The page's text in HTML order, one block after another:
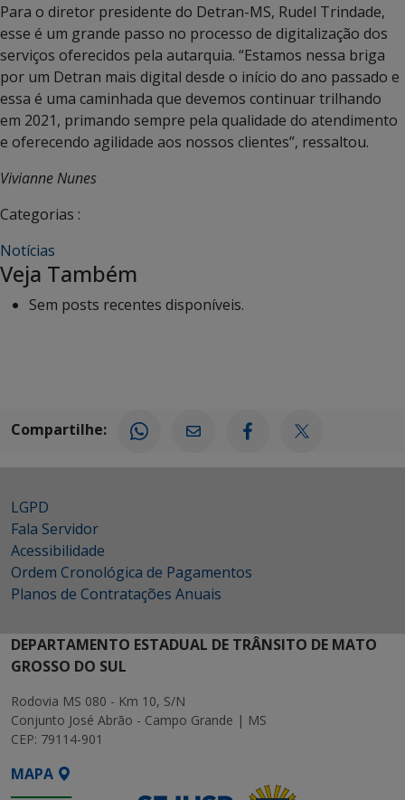
Para o diretor presidente do Detran-MS, Rudel Trindade,
esse é um grande passo no processo de digitalização dos
serviços oferecidos pela autarquia. “Estamos nessa briga
por um Detran mais digital desde o início do ano passado e
essa é uma caminhada que devemos continuar trilhando
em 2021, primando sempre pela qualidade do atendimento
e oferecendo agilidade aos nossos clientes”, ressaltou.
Vivianne Nunes
Categorias :
Notícias
Veja Também
Sem posts recentes disponíveis.
Compartilhe:
LGPD
Fala Servidor
Acessibilidade
Ordem Cronológica de Pagamentos
Planos de Contratações Anuais
DEPARTAMENTO ESTADUAL DE TRÂNSITO DE MATO
GROSSO DO SUL
Rodovia MS 080 - Km 10, S/N
Conjunto José Abrão - Campo Grande | MS
CEP: 79114-901
MAPA